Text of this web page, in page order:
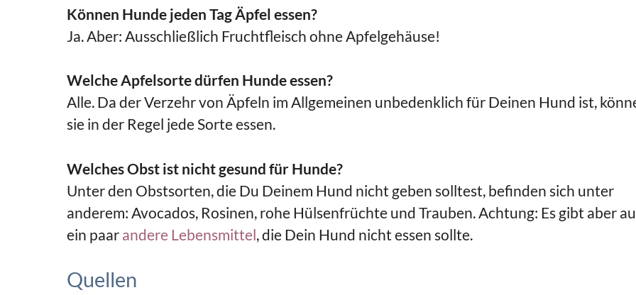
Können Hunde jeden Tag Äpfel essen?
Ja. Aber: Ausschließlich Fruchtfleisch ohne Apfelgehäuse!
Welche Apfelsorte dürfen Hunde essen?
Alle. Da der Verzehr von Äpfeln im Allgemeinen unbedenklich für Deinen Hund ist,
sie in der Regel jede Sorte essen.
Welches Obst ist nicht gesund für Hunde?
Unter den Obstsorten, die Du Deinem Hund nicht geben solltest, befinden sich unter
anderem: Avocados, Rosinen, rohe Hülsenfrüchte und Trauben. Achtung: Es gibt aber
ein paar andere Lebensmittel, die Dein Hund nicht essen sollte.
Quellen